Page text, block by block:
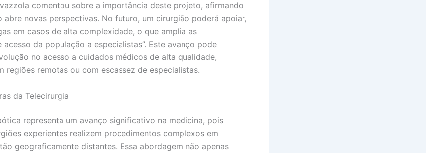
comentou sobre a importância deste projeto, afirmando
abre novas perspectivas. No futuro, um cirurgião poderá apoiar,
em casos de alta complexidade, o que amplia as
acesso da população a especialistas”. Este avanço pode
no acesso a cuidados médicos de alta qualidade,
regiões remotas ou com escassez de especialistas.
da Telecirurgia
representa um avanço significativo na medicina, pois
experientes realizem procedimentos complexos em
geograficamente distantes. Essa abordagem não apenas